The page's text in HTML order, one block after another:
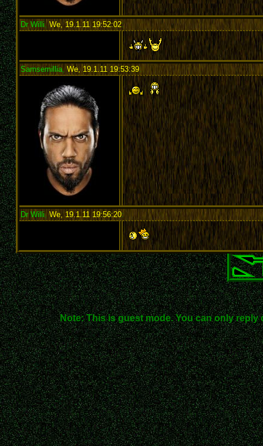
Dr Willi, We, 19.1.11 19:52:02:
Samsemillia,We, 19.1.11 19:53:39:
Dr Willi, We, 19.1.11 19:56:20:
Note: This is guest mode. You can only